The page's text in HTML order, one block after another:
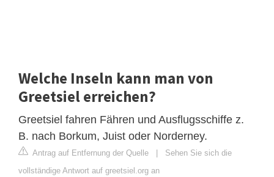
Welche Inseln kann man von
Greetsiel erreichen?
Greetsiel fahren Fähren und Ausflugsschiffe z.
B. nach Borkum, Juist oder Norderney.
Antrag auf Entfernung der Quelle | Sehen Sie sich die
vollständige Antwort auf greetsiel.org an